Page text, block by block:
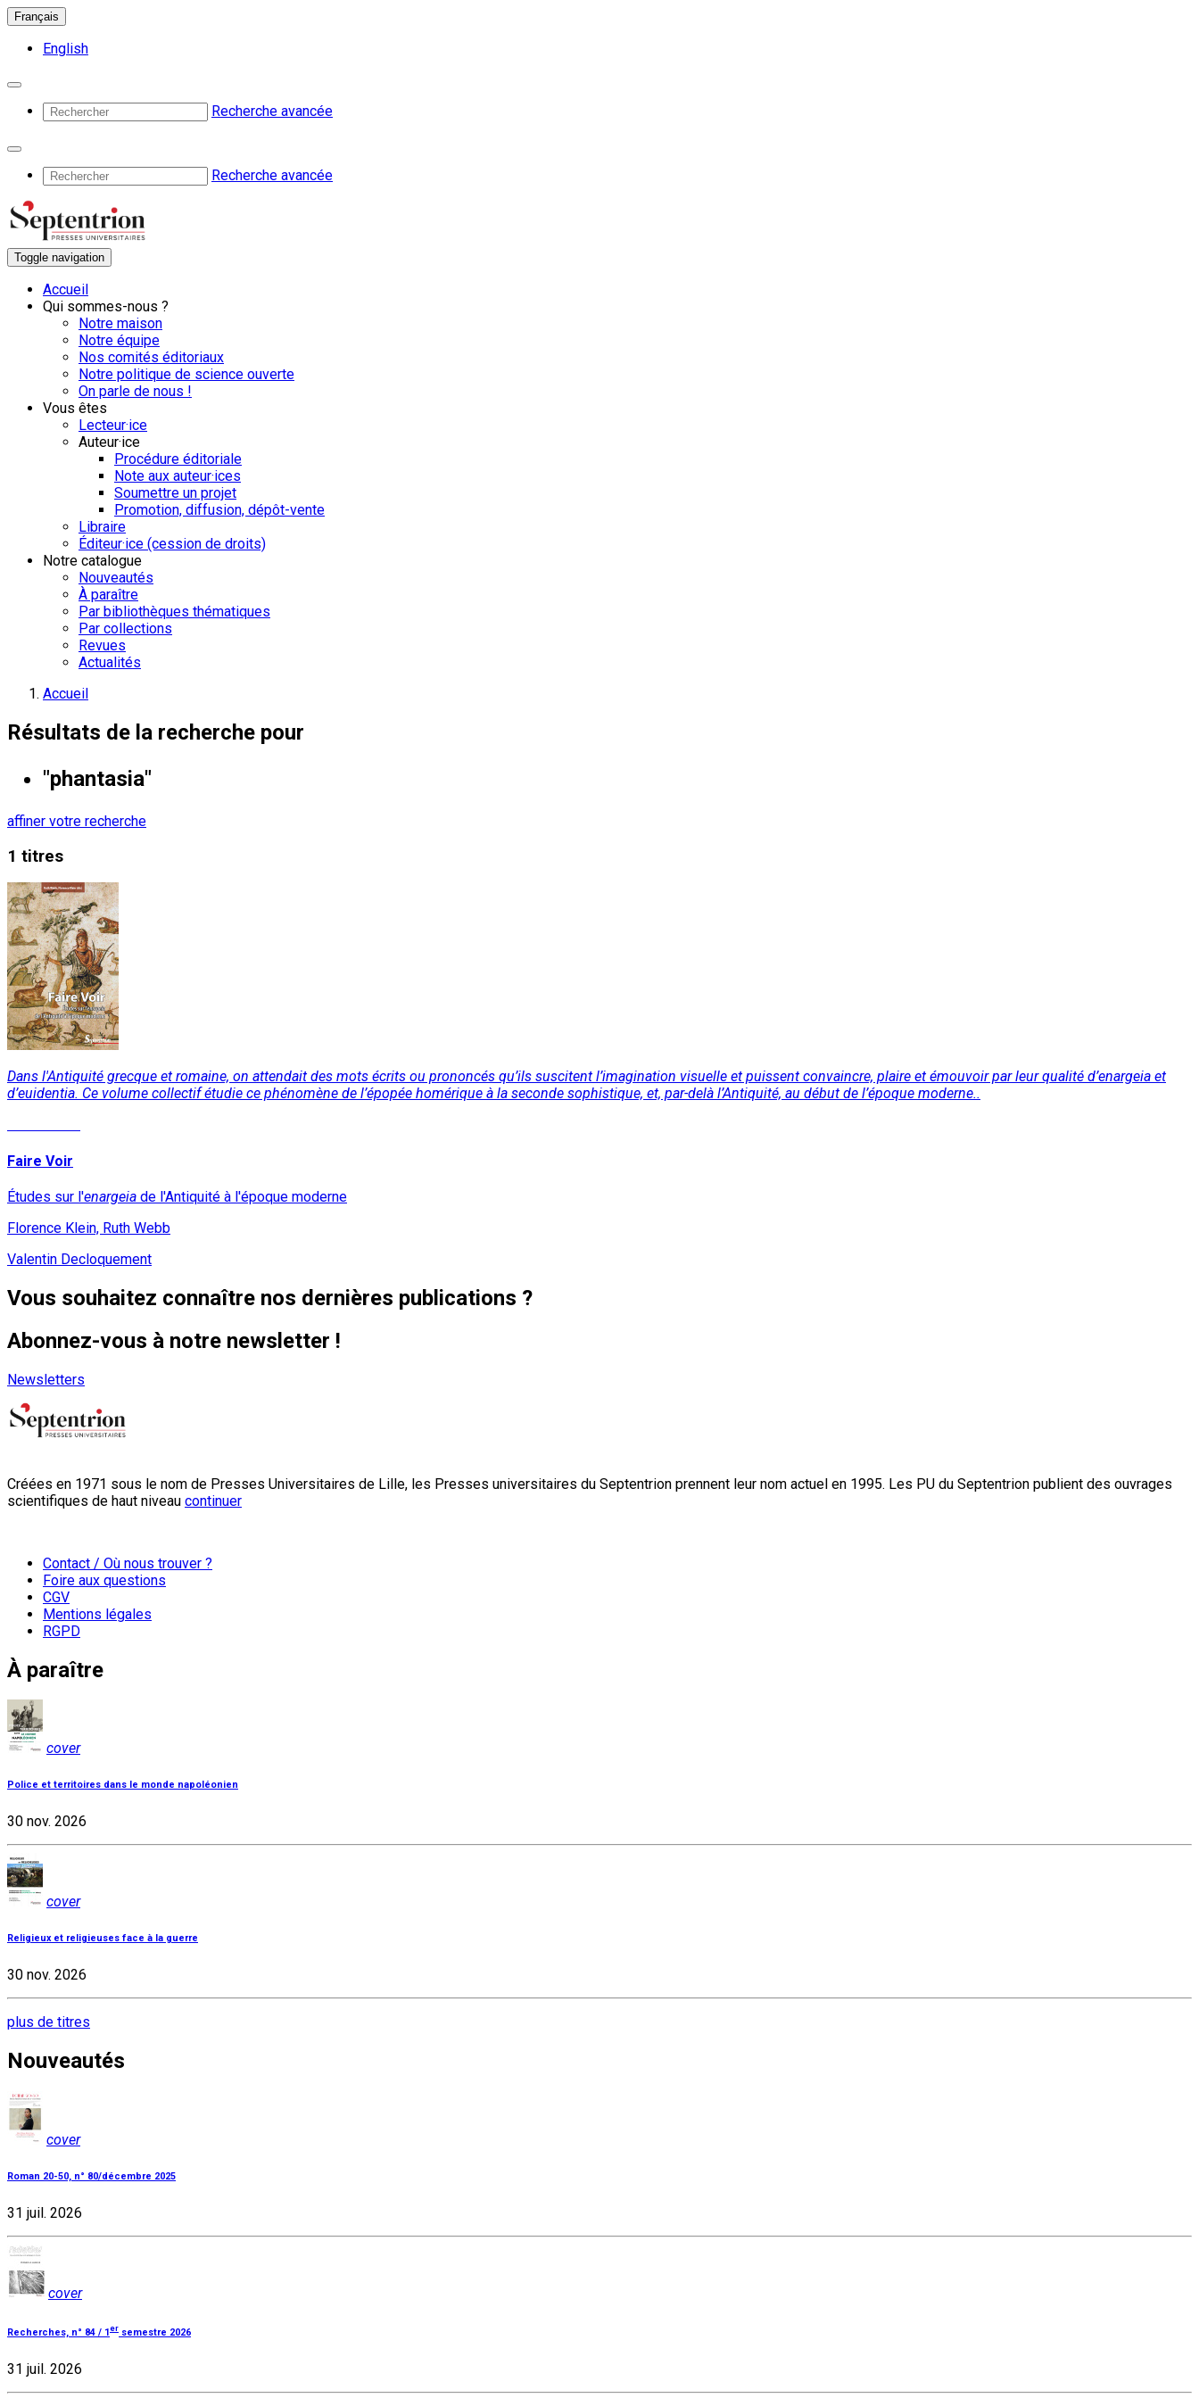
Français
English
Recherche avancée
Recherche avancée
Toggle navigation
Accueil
Qui sommes-nous ?
Notre maison
Notre équipe
Nos comités éditoriaux
Notre politique de science ouverte
On parle de nous !
Vous êtes
Lecteur·ice
Auteur·ice
Procédure éditoriale
Note aux auteur·ices
Soumettre un projet
Promotion, diffusion, dépôt-vente
Libraire
Éditeur·ice (cession de droits)
Notre catalogue
Nouveautés
À paraître
Par bibliothèques thématiques
Par collections
Revues
Actualités
Accueil
Résultats de la recherche pour
"phantasia"
affiner votre recherche
1 titres
Dans l'Antiquité grecque et romaine, on attendait des mots écrits ou prononcés qu’ils suscitent l’imagination visuelle et puissent convaincre, plaire et émouvoir par leur qualité d’enargeia et
d’euidentia. Ce volume collectif étudie ce phénomène de l’épopée homérique à la seconde sophistique, et, par-delà l’Antiquité, au début de l’époque moderne..
Faire Voir
Études sur l'enargeia de l'Antiquité à l'époque moderne
Florence Klein, Ruth Webb
Valentin Decloquement
Vous souhaitez connaître nos dernières publications ?
Abonnez-vous à notre newsletter !
Newsletters
Créées en 1971 sous le nom de Presses Universitaires de Lille, les Presses universitaires du Septentrion prennent leur nom actuel en 1995. Les PU du Septentrion publient des ouvrages
scientifiques de haut niveau continuer
Contact / Où nous trouver ?
Foire aux questions
CGV
Mentions légales
RGPD
À paraître
cover
Police et territoires dans le monde napoléonien
30 nov. 2026
cover
Religieux et religieuses face à la guerre
30 nov. 2026
plus de titres
Nouveautés
cover
Roman 20-50, n° 80/décembre 2025
31 juil. 2026
cover
Recherches, n° 84 / 1er semestre 2026
31 juil. 2026